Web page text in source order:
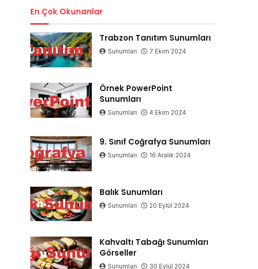
En Çok Okunanlar
Trabzon Tanıtım Sunumları
Sunumları 7 Ekim 2024
Örnek PowerPoint
Sunumları
Sunumları 4 Ekim 2024
9. Sınıf Coğrafya Sunumları
Sunumları 16 Aralık 2024
Balık Sunumları
Sunumları 20 Eylül 2024
Kahvaltı Tabağı Sunumları
Görseller
Sunumları 30 Eylül 2024